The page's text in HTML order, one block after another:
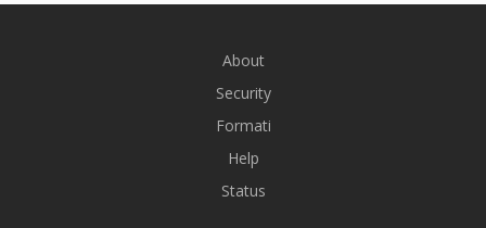
About
Security
Formati
Help
Status